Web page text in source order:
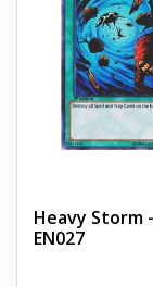
Heavy Storm
EN027